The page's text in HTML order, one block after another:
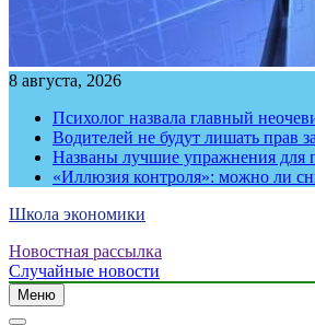
8 августа, 2026
Психолог назвала главный
Водителей не будут лишать прав
Названы лучшие упражнения для
«Иллюзия контроля»: можно ли
Школа экономики
Новостная рассылка
Случайные новости
Меню